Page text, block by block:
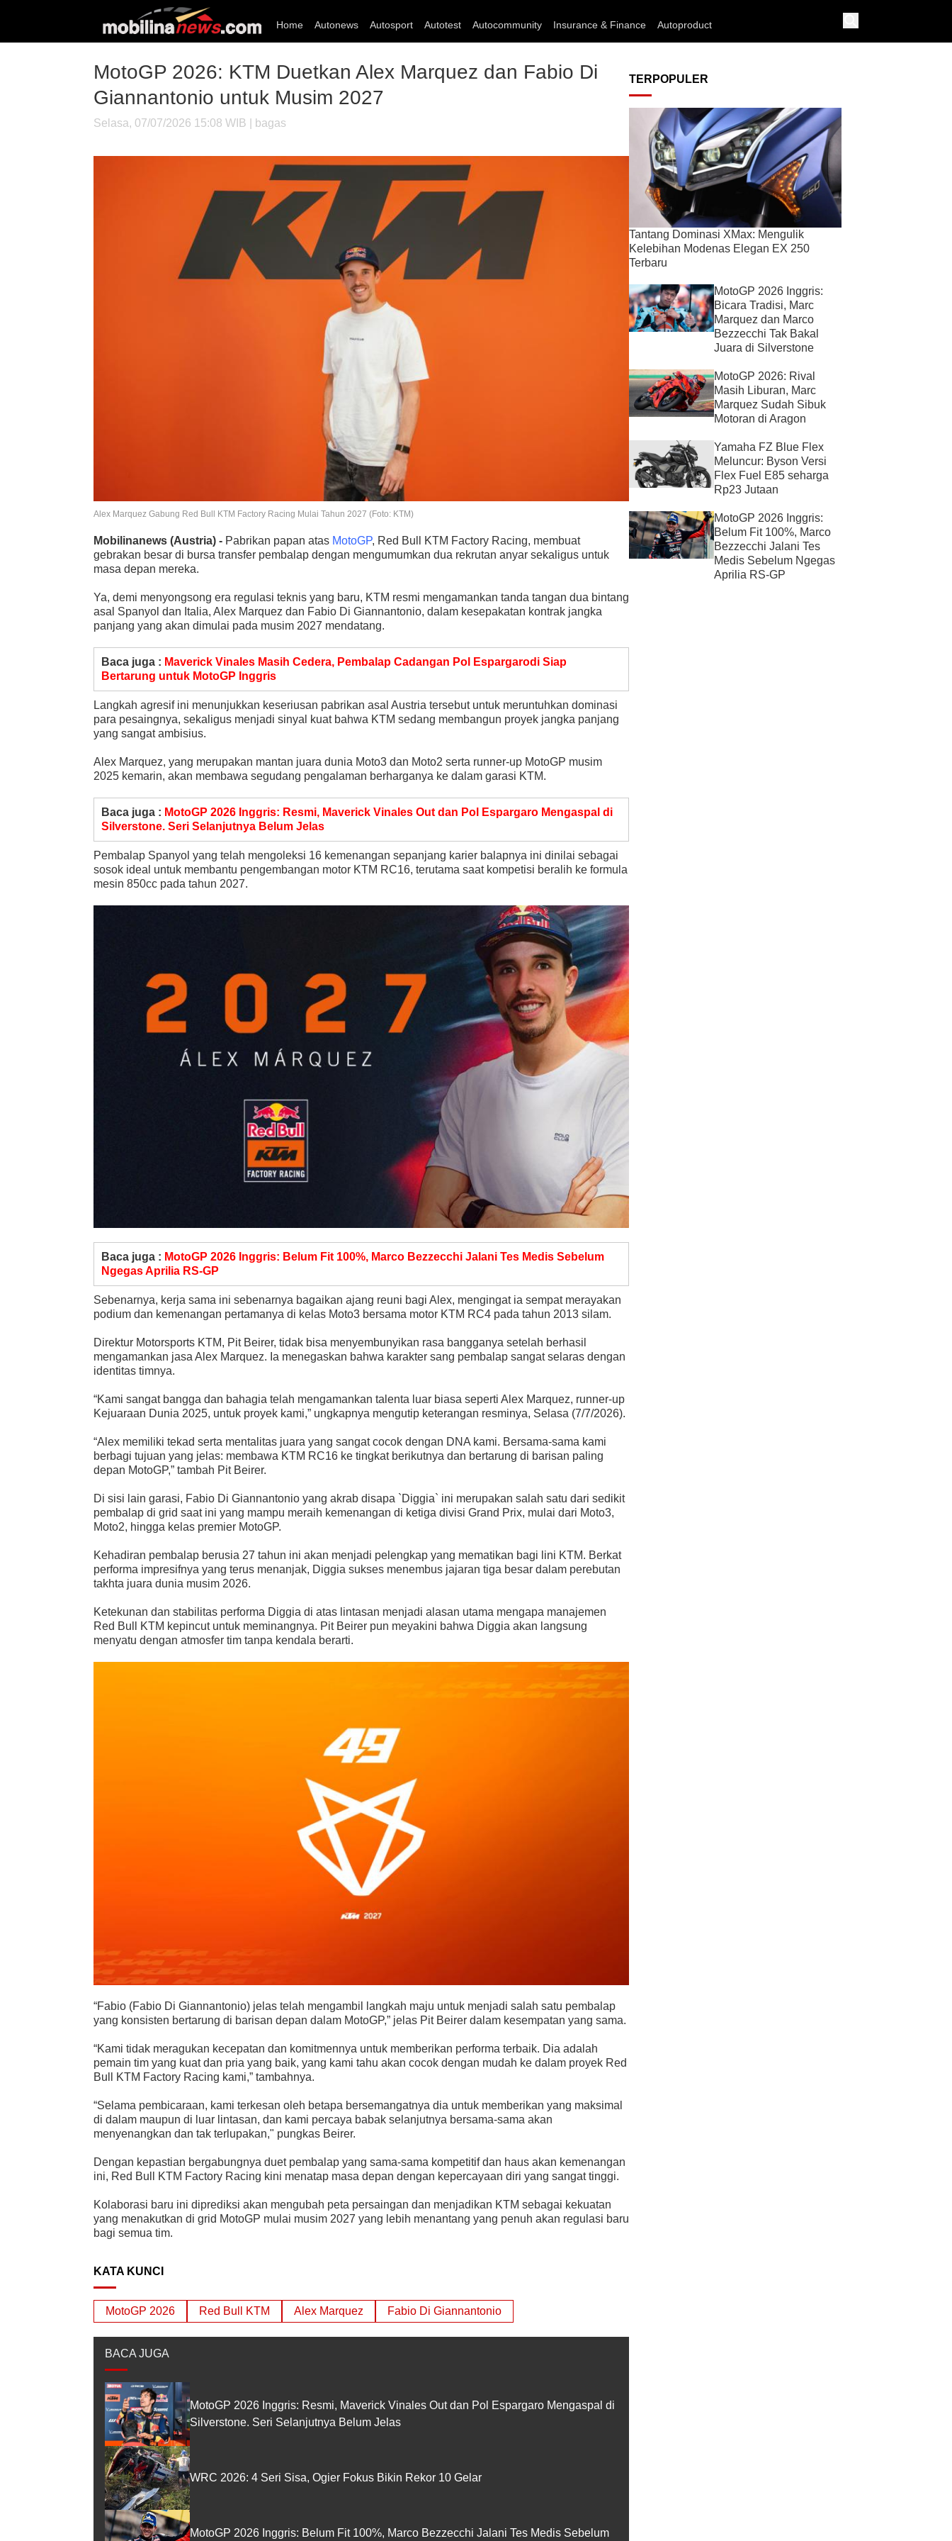
Home Autonews Autosport Autotest Autocommunity Insurance & Finance Autoproduct
MotoGP 2026: KTM Duetkan Alex Marquez dan Fabio Di
Giannantonio untuk Musim 2027
Selasa, 07/07/2026 15:08 WIB | bagas
Alex Marquez Gabung Red Bull KTM Factory Racing Mulai Tahun 2027 (Foto: KTM)
Mobilinanews (Austria) - Pabrikan papan atas MotoGP, Red Bull KTM Factory Racing, membuat
gebrakan besar di bursa transfer pembalap dengan mengumumkan dua rekrutan anyar sekaligus untuk
masa depan mereka.
Ya, demi menyongsong era regulasi teknis yang baru, KTM resmi mengamankan tanda tangan dua bintang
asal Spanyol dan Italia, Alex Marquez dan Fabio Di Giannantonio, dalam kesepakatan kontrak jangka
panjang yang akan dimulai pada musim 2027 mendatang.
Baca juga : Maverick Vinales Masih Cedera, Pembalap Cadangan Pol Espargarodi Siap
Bertarung untuk MotoGP Inggris
Langkah agresif ini menunjukkan keseriusan pabrikan asal Austria tersebut untuk meruntuhkan dominasi
para pesaingnya, sekaligus menjadi sinyal kuat bahwa KTM sedang membangun proyek jangka panjang
yang sangat ambisius.
Alex Marquez, yang merupakan mantan juara dunia Moto3 dan Moto2 serta runner-up MotoGP musim
2025 kemarin, akan membawa segudang pengalaman berharganya ke dalam garasi KTM.
Baca juga : MotoGP 2026 Inggris: Resmi, Maverick Vinales Out dan Pol Espargaro Mengaspal di
Silverstone. Seri Selanjutnya Belum Jelas
Pembalap Spanyol yang telah mengoleksi 16 kemenangan sepanjang karier balapnya ini dinilai sebagai
sosok ideal untuk membantu pengembangan motor KTM RC16, terutama saat kompetisi beralih ke formula
mesin 850cc pada tahun 2027.
Baca juga : MotoGP 2026 Inggris: Belum Fit 100%, Marco Bezzecchi Jalani Tes Medis Sebelum
Ngegas Aprilia RS-GP
Sebenarnya, kerja sama ini sebenarnya bagaikan ajang reuni bagi Alex, mengingat ia sempat merayakan
podium dan kemenangan pertamanya di kelas Moto3 bersama motor KTM RC4 pada tahun 2013 silam.
Direktur Motorsports KTM, Pit Beirer, tidak bisa menyembunyikan rasa bangganya setelah berhasil
mengamankan jasa Alex Marquez. Ia menegaskan bahwa karakter sang pembalap sangat selaras dengan
identitas timnya.
“Kami sangat bangga dan bahagia telah mengamankan talenta luar biasa seperti Alex Marquez, runner-up
Kejuaraan Dunia 2025, untuk proyek kami,” ungkapnya mengutip keterangan resminya, Selasa (7/7/2026).
“Alex memiliki tekad serta mentalitas juara yang sangat cocok dengan DNA kami. Bersama-sama kami
berbagi tujuan yang jelas: membawa KTM RC16 ke tingkat berikutnya dan bertarung di barisan paling
depan MotoGP,” tambah Pit Beirer.
Di sisi lain garasi, Fabio Di Giannantonio yang akrab disapa `Diggia` ini merupakan salah satu dari sedikit
pembalap di grid saat ini yang mampu meraih kemenangan di ketiga divisi Grand Prix, mulai dari Moto3,
Moto2, hingga kelas premier MotoGP.
Kehadiran pembalap berusia 27 tahun ini akan menjadi pelengkap yang mematikan bagi lini KTM. Berkat
performa impresifnya yang terus menanjak, Diggia sukses menembus jajaran tiga besar dalam perebutan
takhta juara dunia musim 2026.
Ketekunan dan stabilitas performa Diggia di atas lintasan menjadi alasan utama mengapa manajemen
Red Bull KTM kepincut untuk meminangnya. Pit Beirer pun meyakini bahwa Diggia akan langsung
menyatu dengan atmosfer tim tanpa kendala berarti.
“Fabio (Fabio Di Giannantonio) jelas telah mengambil langkah maju untuk menjadi salah satu pembalap
yang konsisten bertarung di barisan depan dalam MotoGP,” jelas Pit Beirer dalam kesempatan yang sama.
“Kami tidak meragukan kecepatan dan komitmennya untuk memberikan performa terbaik. Dia adalah
pemain tim yang kuat dan pria yang baik, yang kami tahu akan cocok dengan mudah ke dalam proyek Red
Bull KTM Factory Racing kami,” tambahnya.
“Selama pembicaraan, kami terkesan oleh betapa bersemangatnya dia untuk memberikan yang maksimal
di dalam maupun di luar lintasan, dan kami percaya babak selanjutnya bersama-sama akan
menyenangkan dan tak terlupakan," pungkas Beirer.
Dengan kepastian bergabungnya duet pembalap yang sama-sama kompetitif dan haus akan kemenangan
ini, Red Bull KTM Factory Racing kini menatap masa depan dengan kepercayaan diri yang sangat tinggi.
Kolaborasi baru ini diprediksi akan mengubah peta persaingan dan menjadikan KTM sebagai kekuatan
yang menakutkan di grid MotoGP mulai musim 2027 yang lebih menantang yang penuh akan regulasi baru
bagi semua tim.
KATA KUNCI
MotoGP 2026 Red Bull KTM Alex Marquez Fabio Di Giannantonio
BACA JUGA
MotoGP 2026 Inggris: Resmi, Maverick Vinales Out dan Pol Espargaro Mengaspal di
Silverstone. Seri Selanjutnya Belum Jelas
WRC 2026: 4 Seri Sisa, Ogier Fokus Bikin Rekor 10 Gelar
MotoGP 2026 Inggris: Belum Fit 100%, Marco Bezzecchi Jalani Tes Medis Sebelum
TERPOPULER
Tantang Dominasi XMax: Mengulik
Kelebihan Modenas Elegan EX 250
Terbaru
MotoGP 2026 Inggris:
Bicara Tradisi, Marc
Marquez dan Marco
Bezzecchi Tak Bakal
Juara di Silverstone
MotoGP 2026: Rival
Masih Liburan, Marc
Marquez Sudah Sibuk
Motoran di Aragon
Yamaha FZ Blue Flex
Meluncur: Byson Versi
Flex Fuel E85 seharga
Rp23 Jutaan
MotoGP 2026 Inggris:
Belum Fit 100%, Marco
Bezzecchi Jalani Tes
Medis Sebelum Ngegas
Aprilia RS-GP